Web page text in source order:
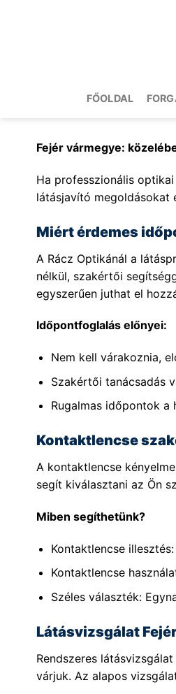
FŐOLDAL
Fejér vármegye:
Ha professzionális
látásjavító megoldásokat
Miért érdemes
A Rácz Optikánál a
nélkül, szakértői
egyszerűen juthat el
Időpontfoglalás előnyei:
Nem kell várakoznia,
Szakértői tanácsadás
Rugalmas időpontok a
Kontaktlencse
A kontaktlencse
segít kiválasztani az Ön
Miben segíthetünk?
Kontaktlencse
Kontaktlencse
Széles választék:
Látásvizsgálat
Rendszeres
várjuk. Az alapos